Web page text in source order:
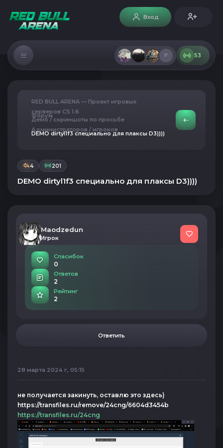
Вход
53
RED BULL ARENA — Проект игровых
серверов CS 1.6
Форум
Демо / скриншоты по просьбе
Администраторов / игроков
DEMO dirtyl1f3 специально для плаксы D3))))
4 201
DEMO dirtyl1f3 специально для плаксы D3))))
Maodzedun
Игрок
Спасибок
0
Ответов
2
Рейтинг
2
Ответить
28 марта 2024 г, 05:15
не получается закинуть, оставлю это здесь)
https://transfiles.ru/remove/24cng/6604d3454b
https://transfiles.ru/24cng